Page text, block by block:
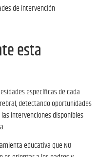
de intervención
esta
específicas de cada
detectando oportunidades
intervenciones disponibles
educativa que NO